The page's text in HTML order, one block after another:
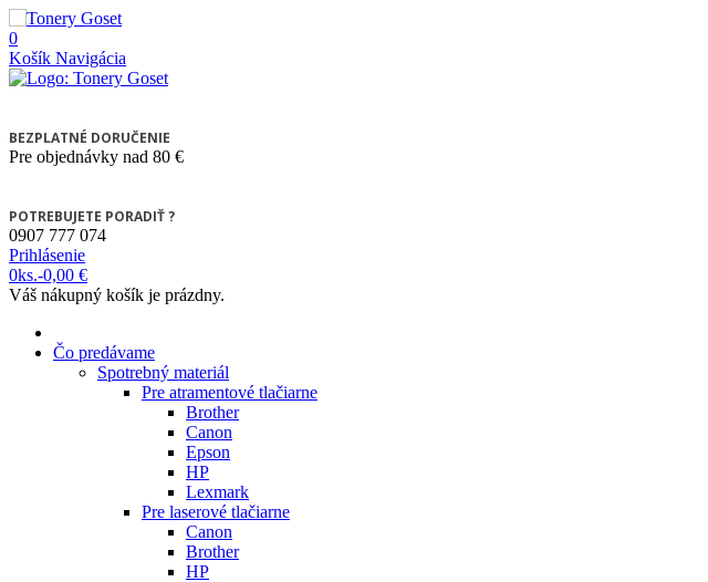
0
Košík Navigácia
BEZPLATNÉ DORUČENIE
Pre objednávky nad 80 €
POTREBUJETE PORADIŤ ?
0907 777 074
Prihlásenie
0ks.-0,00 €
Váš nákupný košík je prázdny.
Čo predávame
Spotrebný materiál
Pre atramentové tlačiarne
Brother
Canon
Epson
HP
Lexmark
Pre laserové tlačiarne
Canon
Brother
HP